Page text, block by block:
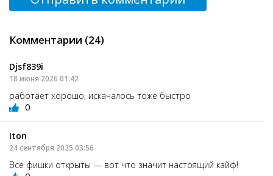
Комментарии (24)
Djsf839i
18 июня 2026 01:42
работает хорошо, искачалось тоже быстро
0
Iton
24 сентября 2025 03:56
Все фишки открыты — вот что значит настоящий кайф!